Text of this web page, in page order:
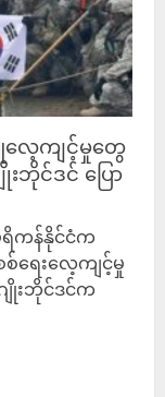
လေ့ကျင့်မှုတွေ
ဘိုင်ဒင် ပြော
ရိကန်နိုင်ငံက
ရေးလေ့ကျင့်မှု
ျိုးဘိုင်ဒင်က